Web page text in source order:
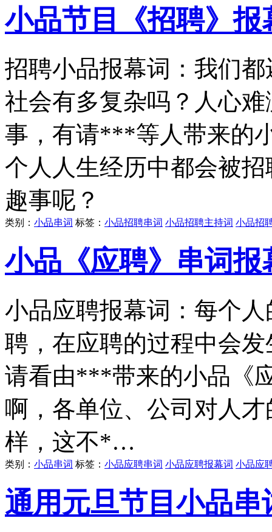
小品节目《招聘》报
招聘小品报幕词：我们
社会有多复杂吗？人心
事，有请***等人带来的
个人人生经历中都会被
趣事呢？
类别： 小品串词 标签： 小品招聘串词 小品招聘主持词 小品招
小品《应聘》串词报
小品应聘报幕词：每个
聘，在应聘的过程中会
请看由***带来的小品《
啊，各单位、公司对人
样，这不*…
类别： 小品串词 标签： 小品应聘串词 小品应聘报幕词 小品应
通用元旦节目小品串